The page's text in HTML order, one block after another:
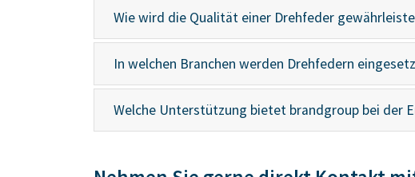
Wie wird die Qualität einer Drehfeder
In welchen Branchen werden Drehfedern
Welche Unterstützung bietet brandgroup bei der